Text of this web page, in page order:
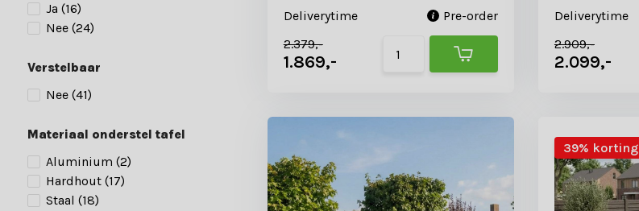
Ja (16)
Nee (24)
Verstelbaar
Nee (41)
Materiaal onderstel tafel
Aluminium (2)
Hardhout (17)
Staal (18)
Deliverytime
Pre-order
2.379,-
1.869,-
Deliverytime
2.909,-
2.099,-
39% korting